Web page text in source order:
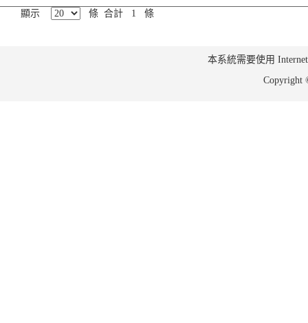
顯示 條 合計 1 條
本系統需要使用
Copyright